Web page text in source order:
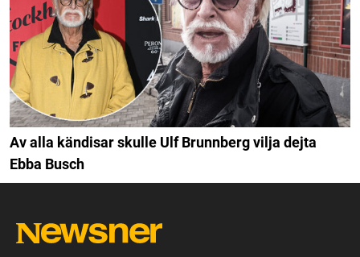
Av alla kändisar skulle Ulf Brunnberg vilja dejta
Ebba Busch